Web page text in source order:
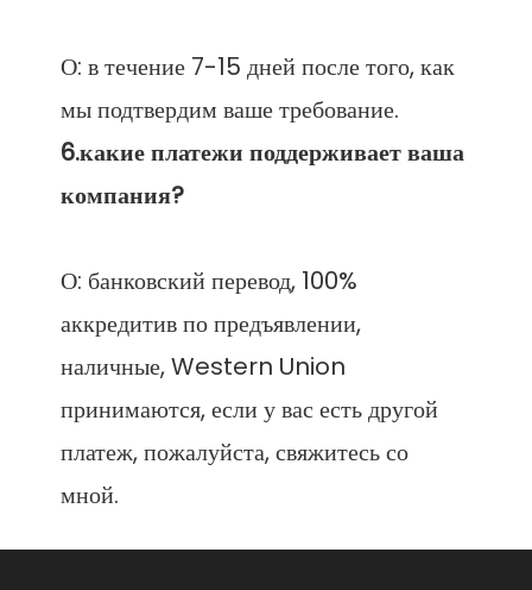
О: в течение 7-15 дней после того, как
6.какие платежи поддерживает ваша
О: банковский перевод, 100%
аккредитив по предъявлении,
наличные, Western Union
принимаются, если у вас есть другой
платеж, пожалуйста, свяжитесь со